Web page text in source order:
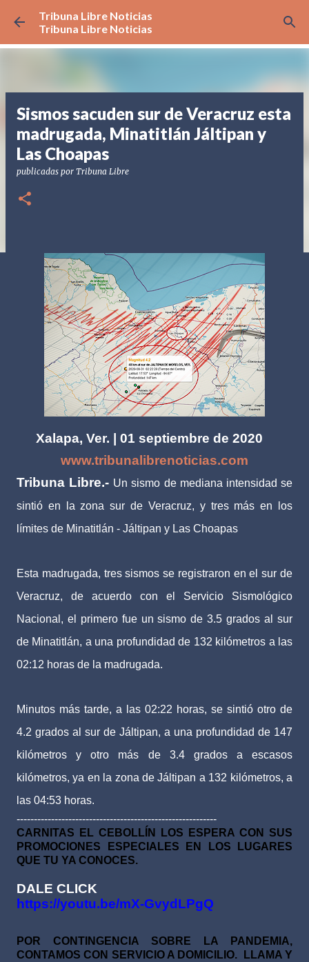
Ir al contenido principal
Tribuna Libre Noticias
Tribuna Libre Noticias
Sismos sacuden sur de Veracruz esta
madrugada, Minatitlán Jáltipan y
Las Choapas
publicadas por Tribuna Libre
Xalapa, Ver. | 01 septiembre de 2020
www.tribunalibrenoticias.com
Tribuna Libre.- Un sismo de mediana intensidad se
sintió en la zona sur de Veracruz, y tres más en los
límites de Minatitlán - Jáltipan y Las Choapas
Esta madrugada, tres sismos se registraron en el sur de
Veracruz, de acuerdo con el Servicio Sismológico
Nacional, el primero fue un sismo de 3.5 grados al sur
de Minatitlán, a una profundidad de 132 kilómetros a las
02:12 horas de la madrugada.
Minutos más tarde, a las 02:22 horas, se sintió otro de
4.2 grados al sur de Jáltipan, a una profundidad de 147
kilómetros y otro más de 3.4 grados a escasos
kilómetros, ya en la zona de Jáltipan a 132 kilómetros, a
las 04:53 horas.
----------------------------------------------------------
CARNITAS EL CEBOLLÍN LOS ESPERA CON SUS
PROMOCIONES ESPECIALES EN LOS LUGARES
QUE TU YA CONOCES.
DALE CLICK
https://youtu.be/mX-GvydLPgQ
POR CONTINGENCIA SOBRE LA PANDEMIA,
CONTAMOS CON SERVICIO A DOMICILIO. LLAMA Y